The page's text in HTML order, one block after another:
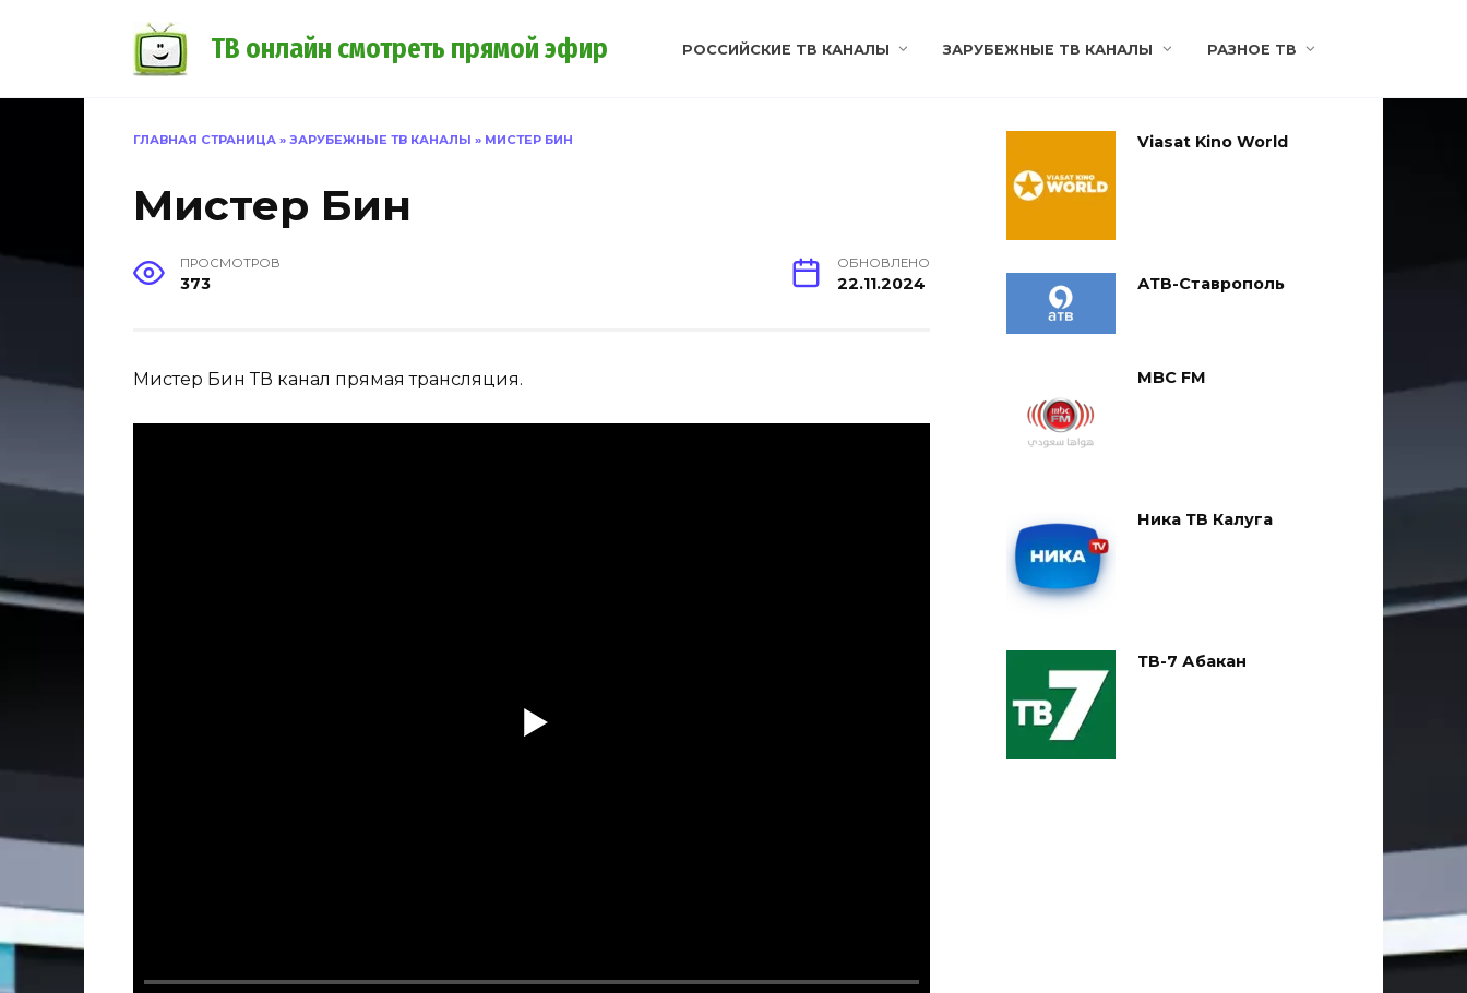
ТВ онлайн смотреть прямой эфир РОССИЙСКИЕ ТВ КАНАЛЫ ЗАРУБЕЖНЫЕ ТВ КАНАЛЫ РАЗНОЕ ТВ
ГЛАВНАЯ СТРАНИЦА » ЗАРУБЕЖНЫЕ ТВ КАНАЛЫ » МИСТЕР БИН
Мистер Бин
ПРОСМОТРОВ
373
ОБНОВЛЕНО
22.11.2024
Мистер Бин ТВ канал прямая трансляция.
Viasat Kino World
АТВ-Ставрополь
MBC FM
Ника ТВ Калуга
ТВ-7 Абакан